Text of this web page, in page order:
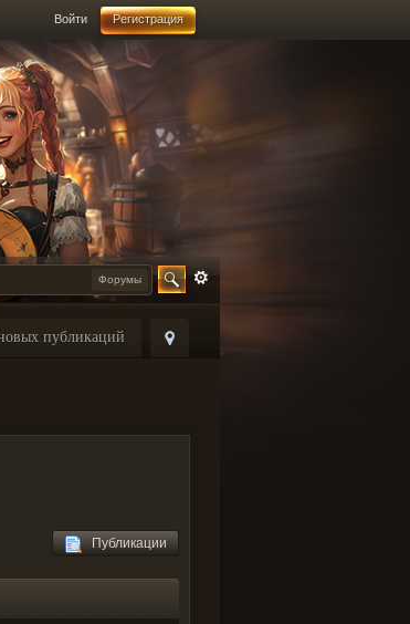
Войти Регистрация
Форумы
публикаций
Публикации